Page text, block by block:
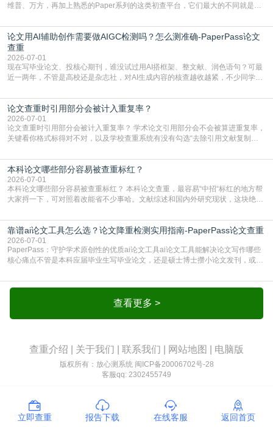
维普、万方，再加上熟悉的Paper系列的这类初查平台，它们最大的不同就是数
查数值误导。知网（CNKI）是学校定稿检测的绝对主流。本科用PMLC，含大学
生联合比对库，能比历届学长论文，硕博用VIP/TMLC，含学术论文联合比对
库，期刊投稿用AMLMC/SML
论文用AI辅助创作需要做AIGC检测吗？怎么测准确-PaperPass论文
查重
2026-07-01
现在写毕业论文、投核心期刊，谁没试过用AI搭框架、整文献、润色语句？可最
近一两年，不管是高校还是杂志社，对AI生成内容的核查越收越紧，不少同学投
真的太亏。提前做AIGC检测，已经成了很多过来人交稿前必做的一步。为什么
AIGC检测成了论文答辩投稿前的必备项？可能还有不少人觉得，我就用AI搭了个
框架，内容都是自己写的，至于做AIG
论文查重时引用部分会被计入重复率？
2026-07-01
论文查重时引用部分会被计入重复率？ 学术论文引用部分会不会被算进重复率，
关键看你格式标得对不对，以及学校查重系统有没有勾选“去除引用文献复制
独占一行，每条文献用[1][2]方括号编号、与正文一一对应，著录项符合GB/T
7714（作者、题名、刊名、年、卷期、页码齐全，标点用半角）；查重系统识别
成功后通常把这段标为引用，
本科论文哪些部分容易被查重标红？
2026-07-01
本科论文哪些部分容易被查重标红？ 本科论文查重，最容易“中招“标红的地方帮
大家捋一下，可对照着改能省不少事哈。文献综述和国内外研究现状，这块绝对
乎一模一样的话，你要是直接复制百度百科、教材或别人写好的综述段落，系统
一抓一个准，整段飘红。研究背景、意义和方法描述也是不可避免，比如“本文采
用问卷调查法““运用SPSS软件进行数据分
靠谱ai论文工具怎么选？论文降重检测实用指南-PaperPass论文查重
2026-07-01
PaperPass：守护学术原创性的优质ai论文工具ai论文工具能解决论文写作哪些
核心痛点不管是本科应届毕业生写毕业论文，还是硕士博士攒小论文发刊，或是
自己逐句读逐句改，熬好几个大夜不说，还经常改不到点上，交上去才发现重复
率超标，再返工太折腾。现在有了成熟的ai论文工具，这些痛点基本都能高效解
决。靠谱的ai论文工具，不止能帮你梳查看更多 >
查重介绍 关于我们 联系我们 网站地图 电脑版
版权所有：放心测系统 闽ICP备20006702号-28
客服qq: 2302455749
立即查重 报告下载 在线客服 返回首页